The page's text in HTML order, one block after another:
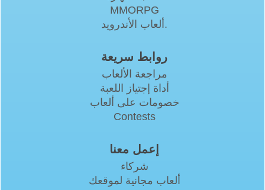
MMORPG
ألعاب الأندرويد.
روابط سريعة
مراجعة الألعاب
أداة إجتياز اللعبة
خصومات على ألعاب
Contests
إعمل معنا
شركاء
ألعاب مجانية لموقعك